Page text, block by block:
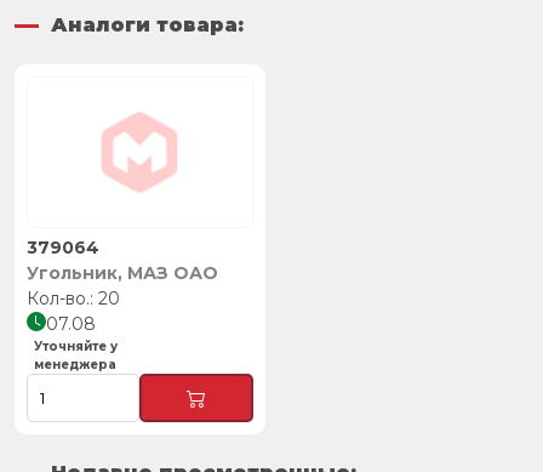
Аналоги товара:
Угольник, МАЗ ОАО
379064
20
07.08
Уточняйте у
менеджера